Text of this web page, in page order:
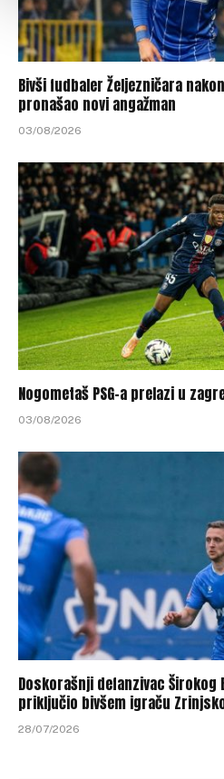
Bivši fudbaler Željezničara
pronašao novi angažman
03/08/2026
Nogometaš PSG-a prelazi u
03/08/2026
Doskorašnji defanzivac
priključio bivšem igraču
28/07/2026